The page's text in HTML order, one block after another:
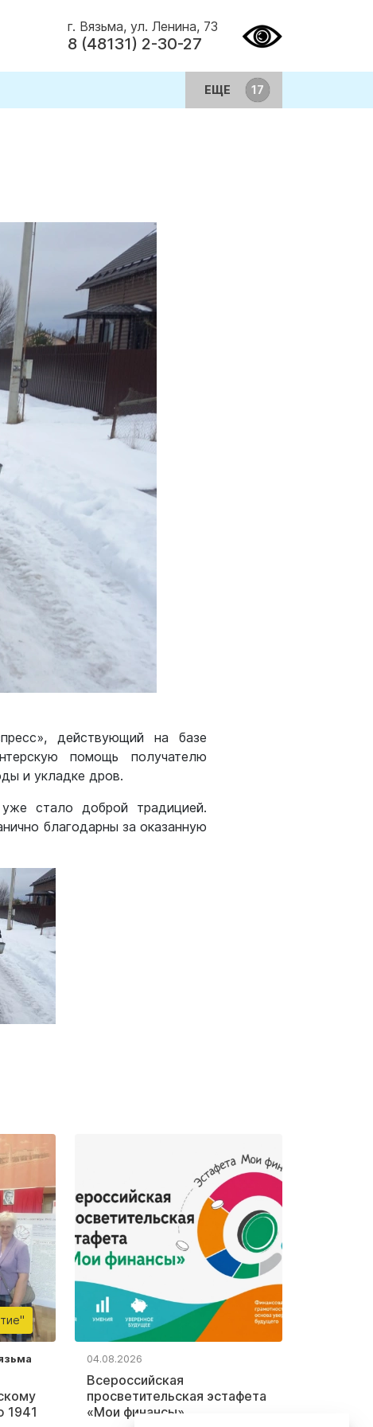
г. Вязьма, ул. Ленина, 73
8 (48131) 2-30-27
ЕЩЕ
действующий на базе
помощь получателю
и укладке дров.
стало доброй традицией.
благодарны за оказанную
1941
04.08.2026
Всероссийская
просветительская эстафета
«Мои финансы»